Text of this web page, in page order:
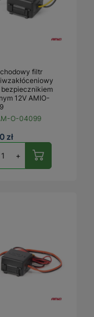
filtr
bezpiecznikiem
12V AMIO-
O-04099
zł
+